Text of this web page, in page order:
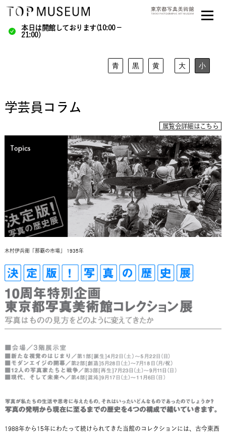
本日は開館しております(10:00－
21:00)
青 黒 黄 大 小
学芸員コラム
展覧会詳細はこちら
木村伊兵衛「那覇の市場」 1935年
1988年から15年にわたって続けられてきた当館のコレクションには、古今東西